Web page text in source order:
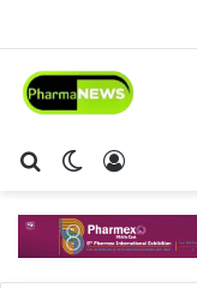
تغییر ورود